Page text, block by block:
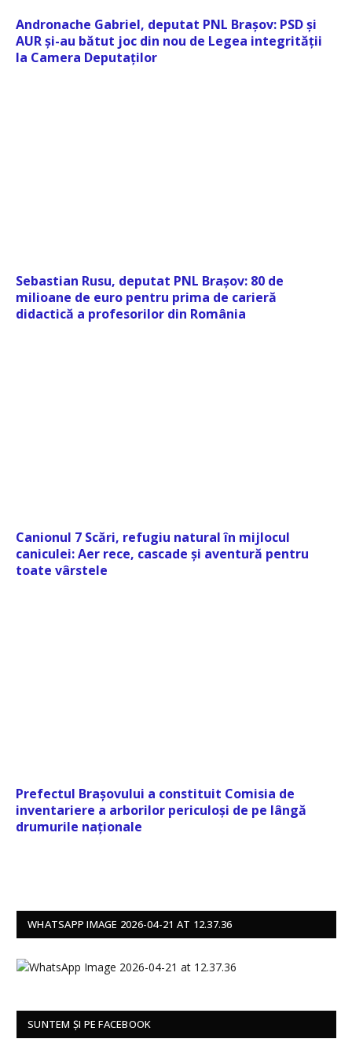
Andronache Gabriel, deputat PNL Brașov: PSD și
AUR și-au bătut joc din nou de Legea integrității
la Camera Deputaților
Sebastian Rusu, deputat PNL Brașov: 80 de
milioane de euro pentru prima de carieră
didactică a profesorilor din România
Canionul 7 Scări, refugiu natural în mijlocul
caniculei: Aer rece, cascade și aventură pentru
toate vârstele
Prefectul Brașovului a constituit Comisia de
inventariere a arborilor periculoși de pe lângă
drumurile naționale
WHATSAPP IMAGE 2026-04-21 AT 12.37.36
SUNTEM ȘI PE FACEBOOK